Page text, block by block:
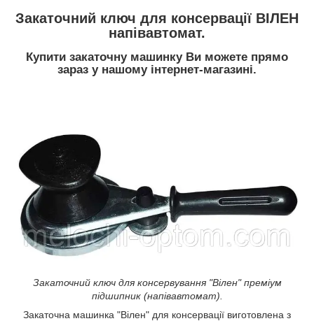
Закаточний ключ для консервації ВІЛЕН
напівавтомат.
Купити закаточну машинку Ви можете прямо
зараз у нашому інтернет-магазині.
Закаточний ключ для консервування "Вілен" преміум
підшипник (напівавтомат).
Закаточна машинка "Вілен" для консервації виготовлена з